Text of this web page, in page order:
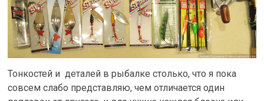
Тонкостей и деталей в рыбалке столько, что я пока
совсем слабо представляю, чем отличается один